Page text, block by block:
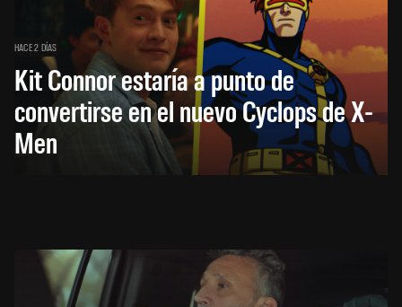
HACE 2 DÍAS
Kit Connor estaría a punto de
convertirse en el nuevo Cyclops de X-
Men